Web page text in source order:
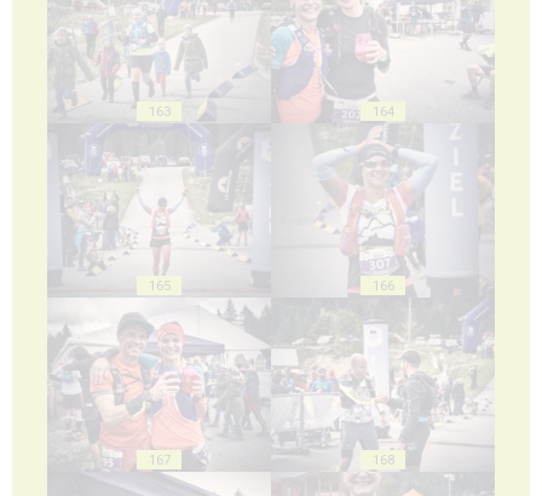
163 164
165 166
167 168